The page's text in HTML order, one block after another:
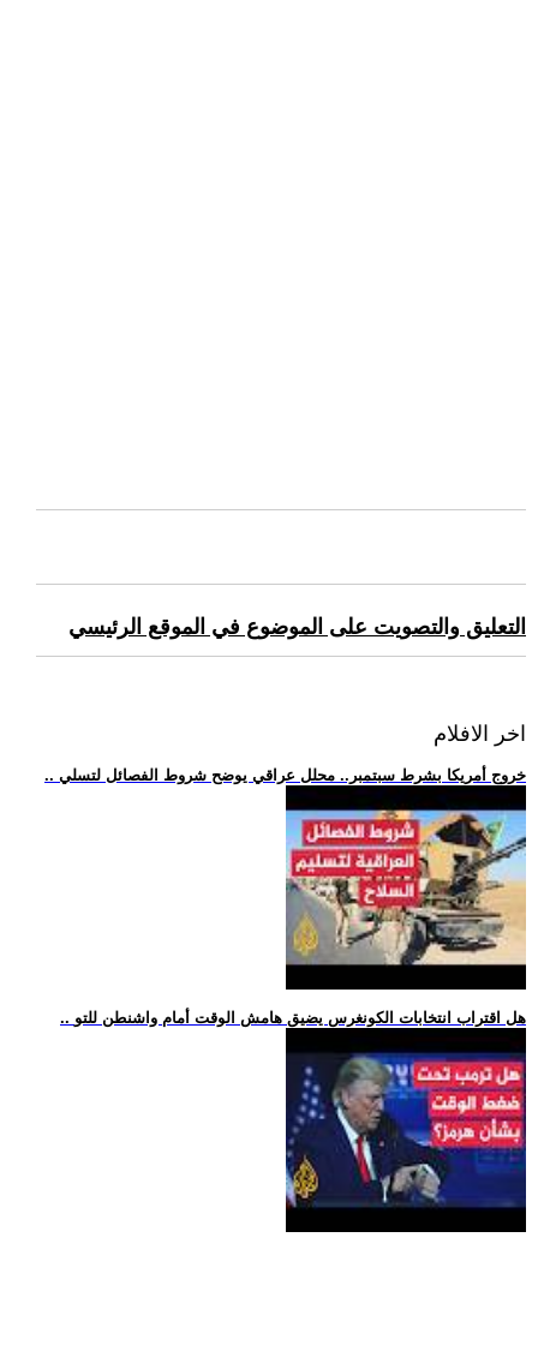
التعليق والتصويت على الموضوع في الموقع الرئيسي
اخر الافلام
.. خروج أمريكا بشرط سبتمبر.. محلل عراقي يوضح شروط الفصائل لتسلي
.. هل اقتراب انتخابات الكونغرس يضيق هامش الوقت أمام واشنطن للتو